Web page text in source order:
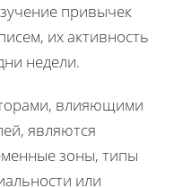
привычек
их активность
недели.
влияющими
являются
зоны, типы
или